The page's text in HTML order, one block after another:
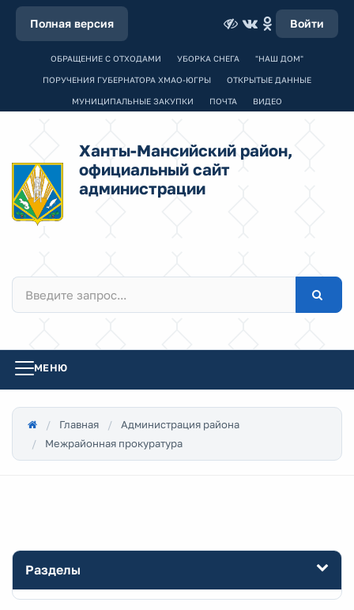
Полная версия Войти
ОБРАЩЕНИЕ С ОТХОДАМИ УБОРКА СНЕГА "НАШ ДОМ"
ПОРУЧЕНИЯ ГУБЕРНАТОРА ХМАО-ЮГРЫ ОТКРЫТЫЕ ДАННЫЕ
МУНИЦИПАЛЬНЫЕ ЗАКУПКИ ПОЧТА ВИДЕО
Ханты-Мансийский район,
официальный сайт
администрации
МЕНЮ
Главная
Администрация района
Межрайонная прокуратура
Разделы